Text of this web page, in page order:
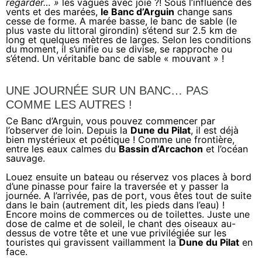
vents et des marées, le Banc d’Arguin change sans
cesse de forme. A marée basse, le banc de sable (le
plus vaste du littoral girondin) s’étend sur 2.5 km de
long et quelques mètres de larges. Selon les conditions
du moment, il s’unifie ou se divise, se rapproche ou
s’étend. Un véritable banc de sable « mouvant » !
UNE JOURNÉE SUR UN BANC… PAS
COMME LES AUTRES !
Ce Banc d’Arguin, vous pouvez commencer par
l’observer de loin. Depuis la Dune du Pilat, il est déjà
bien mystérieux et poétique ! Comme une frontière,
entre les eaux calmes duBassin d’Arcachon et l’océan
sauvage.
Louez ensuite un bateau ou réservez vos places à bord
d’une pinasse pour faire la traversée et y passer la
journée. A l’arrivée, pas de port, vous êtes tout de suite
dans le bain (autrement dit, les pieds dans l’eau) !
Encore moins de commerces ou de toilettes. Juste une
dose de calme et de soleil, le chant des oiseaux au-
dessus de votre tête et une vue privilégiée sur les
touristes qui gravissent vaillamment laDune du Pilat en
face.